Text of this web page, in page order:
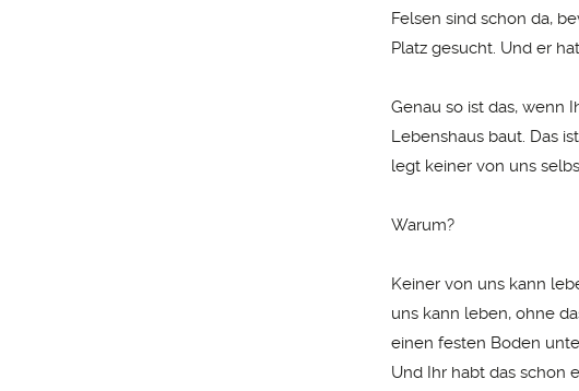
Felsen sind schon da,
Platz gesucht. Und er
Genau so ist das, wenn
Lebenshaus baut. Das
legt keiner von uns
Warum?
Keiner von uns kann
uns kann leben, ohne
einen festen Boden
Und Ihr habt das schon